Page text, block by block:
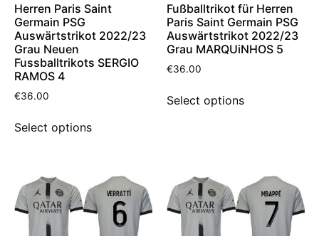
Herren Paris Saint
Germain PSG
Auswärtstrikot 2022/23
Grau Neuen
Fussballtrikots SERGIO
RAMOS 4
€36.00
Select options
Fußballtrikot für Herren
Paris Saint Germain PSG
Auswärtstrikot 2022/23
Grau MARQUiNHOS 5
€36.00
Select options